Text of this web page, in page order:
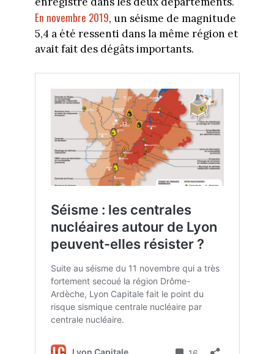
En novembre 2019, un séisme de magnitude
5,4 a été ressenti dans la même région et
avait fait des dégâts importants.